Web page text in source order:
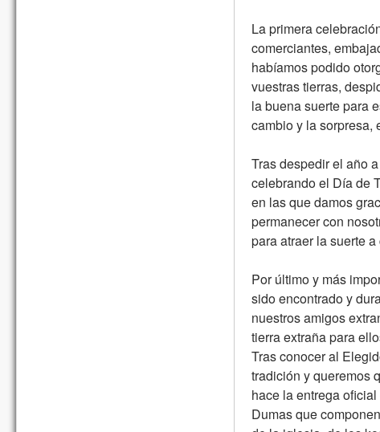
La primera
comerciantes,
habíamos podido
vuestras tierras,
la buena suerte para
cambio y la sorpresa,
Tras despedir el año
celebrando el Día de
en las que damos
permanecer con
para atraer la suerte
Por último y más
sido encontrado y
nuestros amigos
tierra extraña para
Tras conocer al
tradición y queremos
hace la entrega
Dumas que